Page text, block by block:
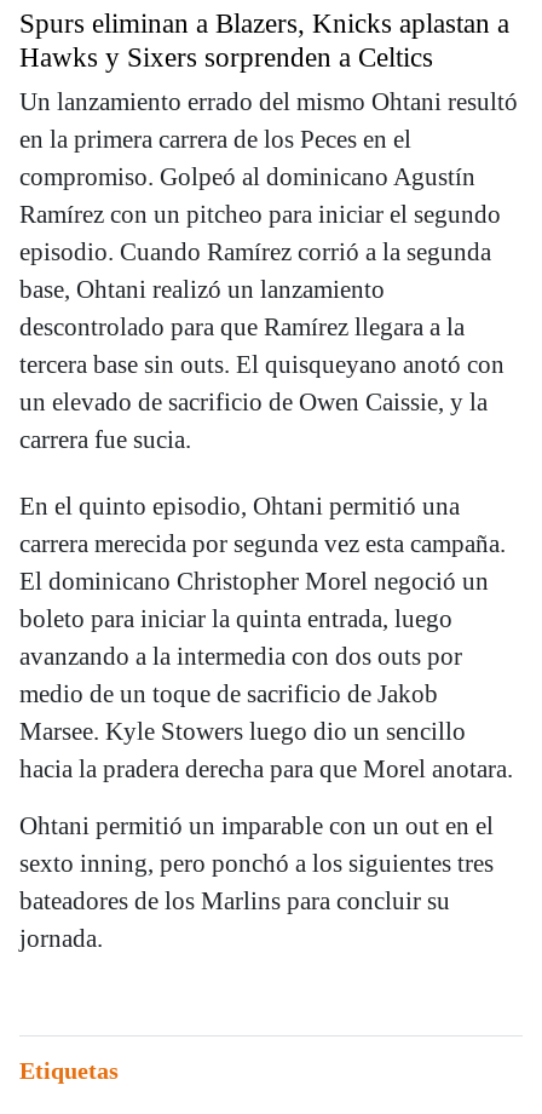
Spurs eliminan a Blazers, Knicks aplastan a
Hawks y Sixers sorprenden a Celtics
Un lanzamiento errado del mismo Ohtani resultó
en la primera carrera de los Peces en el
compromiso. Golpeó al dominicano Agustín
Ramírez con un pitcheo para iniciar el segundo
episodio. Cuando Ramírez corrió a la segunda
base, Ohtani realizó un lanzamiento
descontrolado para que Ramírez llegara a la
tercera base sin outs. El quisqueyano anotó con
un elevado de sacrificio de Owen Caissie, y la
carrera fue sucia.
En el quinto episodio, Ohtani permitió una
carrera merecida por segunda vez esta campaña.
El dominicano Christopher Morel negoció un
boleto para iniciar la quinta entrada, luego
avanzando a la intermedia con dos outs por
medio de un toque de sacrificio de Jakob
Marsee. Kyle Stowers luego dio un sencillo
hacia la pradera derecha para que Morel anotara.
Ohtani permitió un imparable con un out en el
sexto inning, pero ponchó a los siguientes tres
bateadores de los Marlins para concluir su
jornada.
Etiquetas